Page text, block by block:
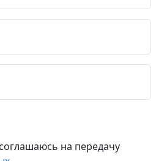
на передачу